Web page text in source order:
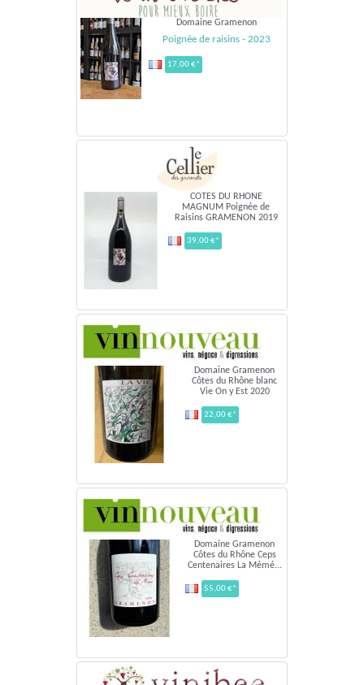
Domaine Gramenon
Poignée de raisins - 2023
17,00 €*
COTES DU RHONE
MAGNUM Poignée de
Raisins GRAMENON 2019
39,00 €*
Domaine Gramenon
Côtes du Rhône blanc
Vie On y Est 2020
22,00 €*
Domaine Gramenon
Côtes du Rhône Ceps
Centenaires La Mémé...
55,00 €*